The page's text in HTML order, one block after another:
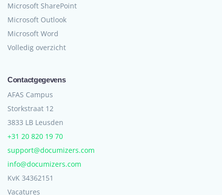
Microsoft SharePoint
Microsoft Outlook
Microsoft Word
Volledig overzicht
Contactgegevens
AFAS Campus
Storkstraat 12
3833 LB Leusden
+31 20 820 19 70
support@documizers.com
info@documizers.com
KvK 34362151
Vacatures